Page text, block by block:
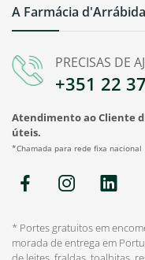
PRECISAS DE
+351 22
Atendimento ao Cliente
úteis.
*Chamada para rede fixa nacional
A Farmácia d'Arrábida
* Portes gratuitos em
morada de entrega em